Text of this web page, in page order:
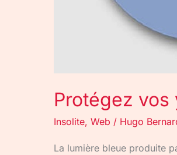
Protégez vos
Insolite, Web / Hugo
La lumière bleue produite